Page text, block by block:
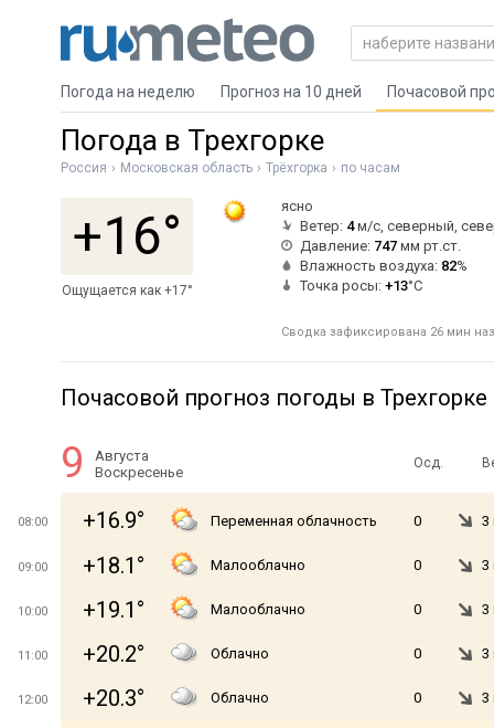
Погода на неделю Прогноз на 10 дней Почасовой
Погода в Трехгорке
Россия Московская область Трёхгорка по часам
+16°
Ощущается как +17°
ясно
Ветер: 4м/с, северный,
Давление: 747 мм рт.ст.
Влажность воздуха: 82%
Точка росы: +13°C
Сводка зафиксирована 26 мин
Почасовой прогноз погоды в Трехгорке
9
Августа
Воскресенье
Осд.
08:00 +16.9° Переменная облачность 0 3
09:00 +18.1° Малооблачно 0 3
10:00 +19.1° Малооблачно 0 3
11:00 +20.2° Облачно 0 3
12:00 +20.3° Облачно 0 3